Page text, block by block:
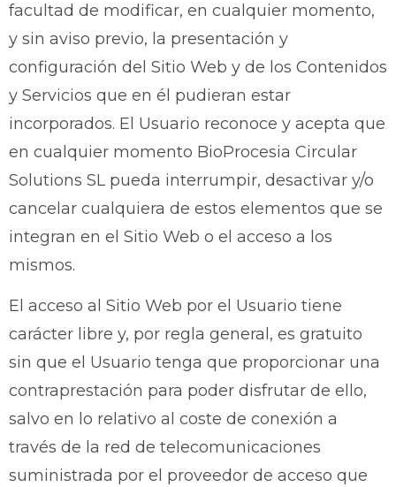
facultad de modificar, en cualquier momento,
y sin aviso previo, la presentación y
configuración del Sitio Web y de los Contenidos
y Servicios que en él pudieran estar
incorporados. El Usuario reconoce y acepta que
en cualquier momento BioProcesia Circular
Solutions SL pueda interrumpir, desactivar y/o
cancelar cualquiera de estos elementos que se
integran en el Sitio Web o el acceso a los
mismos.
El acceso al Sitio Web por el Usuario tiene
carácter libre y, por regla general, es gratuito
sin que el Usuario tenga que proporcionar una
contraprestación para poder disfrutar de ello,
salvo en lo relativo al coste de conexión a
través de la red de telecomunicaciones
suministrada por el proveedor de acceso que